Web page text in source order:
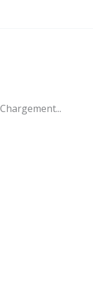
Chargement...